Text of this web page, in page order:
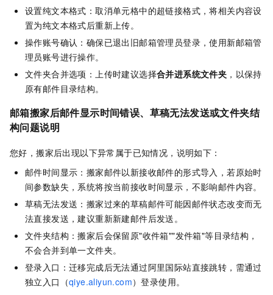
设置纯文本格式：取消单元格中的超链接格式，将相关内容设
置为纯文本格式后重新上传。
操作账号确认：确保已退出旧邮箱管理员登录，使用新邮箱管
理员账号进行操作。
文件夹合并选项：上传时建议选择合并进系统文件夹 ，以保持
原有邮件目录结构。
邮箱搬家后邮件显示时间错误、草稿无法发送或文件夹结
构问题说明
您好，搬家后出现以下异常属于已知情况，说明如下：
邮件时间显示：搬家邮件以新接收邮件的形式导入，若原始时
间参数缺失，系统将按当前接收时间显示，不影响邮件内容。
草稿无法发送：搬家过来的草稿邮件可能因邮件状态改变而无
法直接发送，建议重新新建邮件后发送。
文件夹结构：搬家后会保留原"收件箱""发件箱"等目录结构，
不会合并到单一文件夹。
登录入口：迁移完成后无法通过阿里国际站直接跳转，需通过
独立入口（qiye.aliyun.com）登录使用。